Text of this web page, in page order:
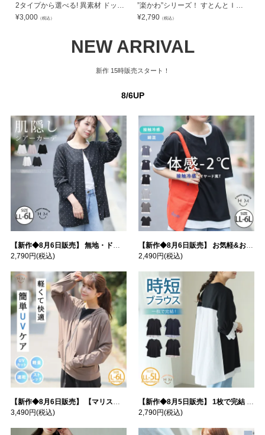
2タイプから選べる! 異素材 ドッキング アームウォーマー付き チェックシャツ | 大きいサイズの通販ならハッピーマリリン
¥3,000 （税込）
”楽かわ”シリーズ！ すとんとＩラインで着痩せ ポケット付き Vジャンスカ | 大きいサイズの通販ならハッピーマリリン
¥2,790 （税込）
NEW ARRIVAL
新作 15時販売スタート！
8/6UP
【新作◆8月6日販売】 無地・ドット柄から選べる 忍ばせ 活躍 シアー カーデ | 大きいサイズの通販ならハッピーマリリン
2,790円(税込)
【新作◆8月6日販売】 お気軽&お手軽 選べるデザイン 接触冷感 レイヤード風 コットン トップス | 大きいサイズの通販ならハッピーマリリン
2,490円(税込)
【新作◆8月6日販売】 【マリスポーツ】 運動初心者さんのための フード付き パーカー | 大きいサイズの通販ならハッピーマリリン
3,490円(税込)
【新作◆8月5日販売】 1枚で完結 袖口＆バック フハク使い トップス | 大きいサイズの通販ならハッピーマリリン
2,790円(税込)